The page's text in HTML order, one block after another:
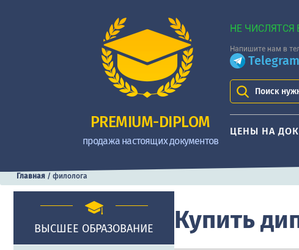
PREMIUM-DIPLOM
продажа настоящих документов
НЕ
Напишите нам в
Telegram
Поиск
ЦЕНЫ НА
Главная / филолога
ВЫСШЕЕ ОБРАЗОВАНИЕ Купить